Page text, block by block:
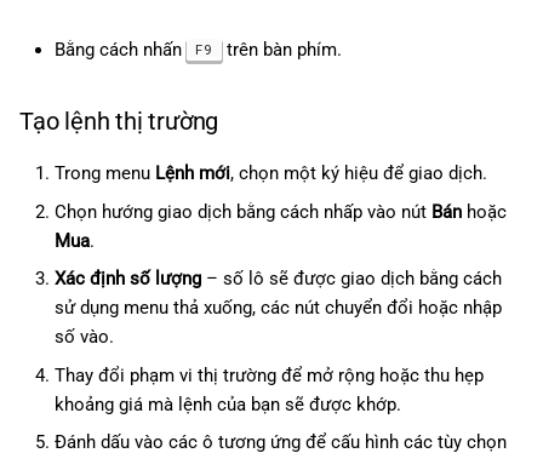
Bằng cách nhấn F9 trên bàn phím.
Tạo lệnh thị trường
Trong menu Lệnh mới, chọn một ký hiệu để giao dịch.
Chọn hướng giao dịch bằng cách nhấp vào nút Bánhoặc
Mua.
Xác định số lượng– số lô sẽ được giao dịch bằng cách
sử dụng menu thả xuống, các nút chuyển đổi hoặc nhập
số vào.
Thay đổi phạm vi thị trường để mở rộng hoặc thu hẹp
khoảng giá mà lệnh của bạn sẽ được khớp.
Đánh dấu vào các ô tương ứng để cấu hình các tùy chọn